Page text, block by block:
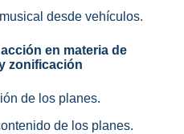
desde vehículos.
en materia de
zonificación
de los planes.
de los planes.